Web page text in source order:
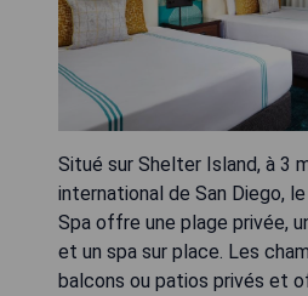
Situé sur Shelter Island, à 3
international de San Diego,
Spa offre une plage privée,
et un spa sur place. Les
balcons ou patios privés et